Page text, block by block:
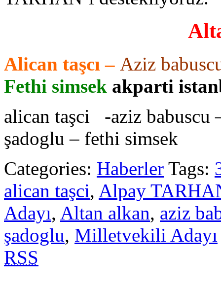
Alican taşcı– Aziz
Fethi simsek akparti
alican taşci -aziz babuscu
şadoglu – fethi simsek
Categories: Haberler Tags:
alican taşci, Alpay
Adayı, Altan alkan, aziz
şadoglu, Milletvekili Adayı
RSS